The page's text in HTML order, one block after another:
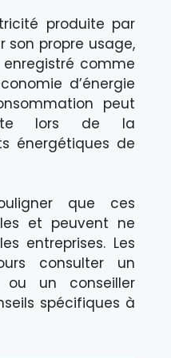
produite par
son propre usage,
enregistré comme
d’énergie
peut
lors de la
énergétiques de
que ces
et peuvent ne
entreprises. Les
consulter un
ou un conseiller
spécifiques à